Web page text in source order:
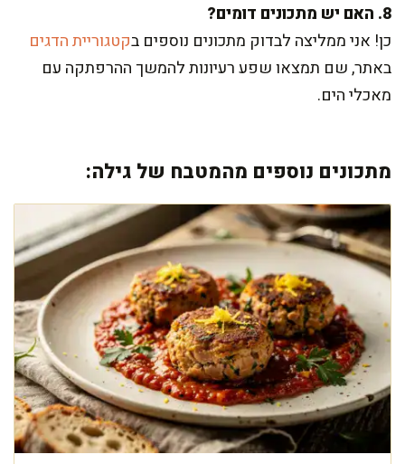
8. האם יש מתכונים דומים?
כן! אני ממליצה לבדוק מתכונים נוספים בקטגוריית הדגים
באתר, שם תמצאו שפע רעיונות להמשך ההרפתקה עם
מאכלי הים.
מתכונים נוספים מהמטבח של גילה: